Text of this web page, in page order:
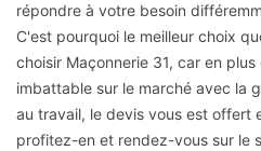
répondre à votre besoin
C'est pourquoi le meilleur choix
choisir Maçonnerie 31, car en
imbattable sur le marché avec la
au travail, le devis vous est offert
profitez-en et rendez-vous sur le